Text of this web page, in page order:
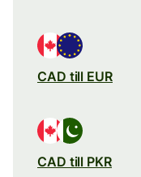
CAD till EUR
CAD till PKR